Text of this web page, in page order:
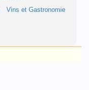
Vins et Gastronomie